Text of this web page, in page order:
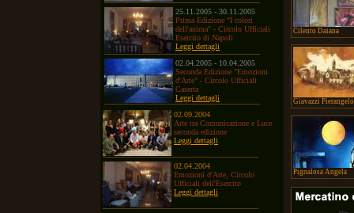
25.11.2005 - 30.11.2005
Prima Edizione "I colori
dell'anima" - Circolo Ufficiali
Esercito di Napoli
Leggi dettagli
02.04.2005 - 10.04.2005
Seconda Edizione "Emozioni
d'Arte" - Circolo Ufficiali
Caserta
Leggi dettagli
02.09.2004
Arte tra Comunicazione e Luce
seconda edizione
Leggi dettagli
02.04.2004
Emozioni d'Arte, Circolo
Ufficiali dell'Esercito
Leggi dettagli
Cilento Daiana
Giavazzi Pierangelo
Pignalosa Angela